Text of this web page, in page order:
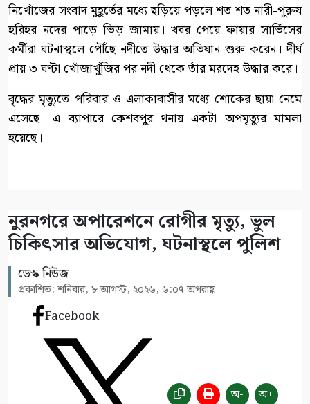
নিখোঁজের সংবাদ মুহূর্তের মধ্যে ছড়িয়ে পড়লে শত শত নারী-পুরুষ
হরিহর নদের পাড়ে ভিড় জামায়। খবর পেয়ে ফায়ার সার্ভিসের
কর্মীরা ঘটনাস্থলে পৌঁছে নদীতে উদ্ধার অভিযান শুরু করেন। দীর্ঘ
প্রায় ৩ ঘণ্টা খোঁজাখুঁজির পর নদী থেকে তাঁর মরদেহ উদ্ধার করে।
বৃদ্ধের মৃত্যুতে পরিবার ও এলাকাবাসীর মধ্যে শোকের ছায়া নেমে
এসেছে। এ ব্যাপারে কেশবপুর থনায় একটা অপমৃত্যুর মামলা
হয়েছে।
নুরনগরে অপারেশনে রোগীর মৃত্যু, ভুল
চিকিৎসার অভিযোগ, ঘটনাস্থলে পুলিশ
ডেস্ক নিউজ
প্রকাশিত: শনিবার, ৮ আগস্ট, ২০২৬, ৬:০৭ অপরাহ্ণ
Facebook
অ- অ+